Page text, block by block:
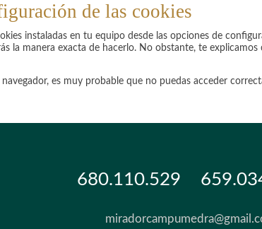
de las cookies
instaladas en tu equipo desde las opciones de
la manera exacta de hacerlo. No obstante, te
es muy probable que no puedas acceder
680.110.529
miradorcampumedra@